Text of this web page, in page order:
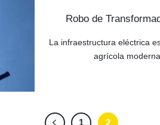
Robo de
La infraestructura eléctrica
agrícola
1 2